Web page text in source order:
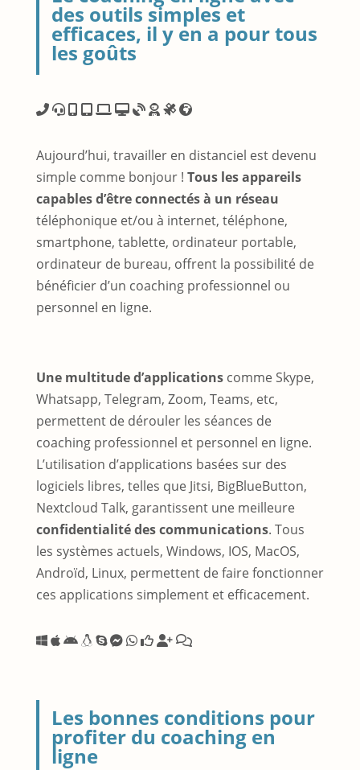
des outils simples et
efficaces, il y en a pour tous
les goûts
Aujourd’hui, travailler en distanciel est devenu
simple comme bonjour ! Tous les appareils
capables d’être connectés à un réseau
téléphonique et/ou à internet, téléphone,
smartphone, tablette, ordinateur portable,
ordinateur de bureau, offrent la possibilité de
bénéficier d’un coaching professionnel ou
personnel en ligne.
Une multitude d’applicationscomme Skype,
Whatsapp, Telegram, Zoom, Teams, etc,
permettent de dérouler les séances de
coaching professionnel et personnel en ligne.
L’utilisation d’applications basées sur des
logiciels libres, telles que Jitsi, BigBlueButton,
Nextcloud Talk, garantissent une meilleure
confidentialité des communications. Tous
les systèmes actuels, Windows, IOS, MacOS,
Androïd, Linux, permettent de faire fonctionner
ces applications simplement et efficacement.
Les bonnes conditions pour
profiter du coaching en
ligne